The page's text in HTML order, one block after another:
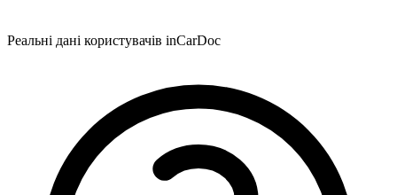
Реальні дані користувачів inCarDoc